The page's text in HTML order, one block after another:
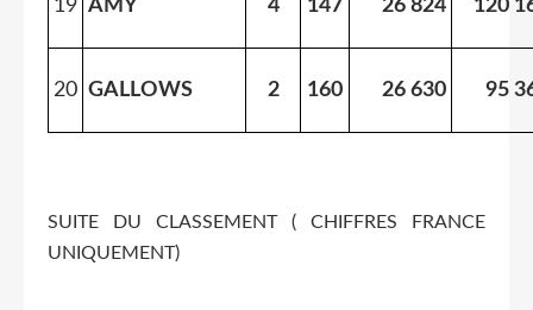
19 AMY 4 147 26 824 120
20 GALLOWS 2 160 26 630 95
SUITE DU CLASSEMENT ( CHIFFRES FRANCE
UNIQUEMENT)